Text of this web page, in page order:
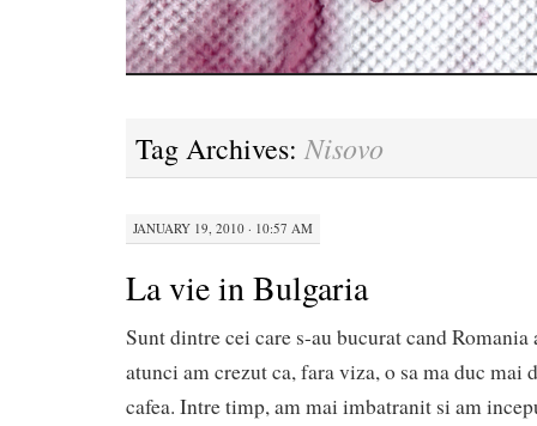
Tag Archives: Nisovo
JANUARY 19, 2010 · 10:57 AM
La vie in Bulgaria
Sunt dintre cei care s-au bucurat cand
atunci am crezut ca, fara viza, o sa ma duc mai
cafea. Intre timp, am mai imbatranit si am